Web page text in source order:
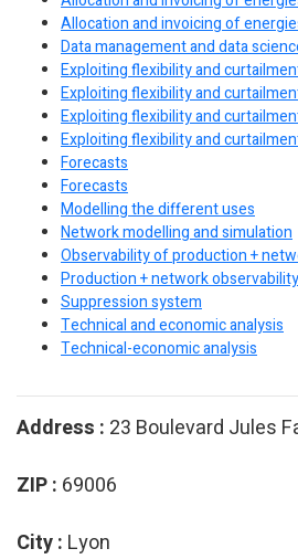
Allocation and invoicing of
Data management and data
Exploiting flexibility and
Exploiting flexibility and
Exploiting flexibility and
Exploiting flexibility and
Forecasts
Forecasts
Modelling the different uses
Network modelling and simulation
Observability of production +
Production + network observability
Suppression system
Technical and economic analysis
Technical-economic analysis
Address : 23 Boulevard Jules
ZIP : 69006
City : Lyon